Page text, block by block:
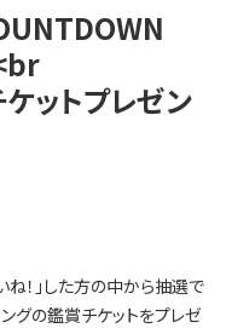
ットプレゼン
！」した方の中から抽選で
グの鑑賞チケットをプレゼ